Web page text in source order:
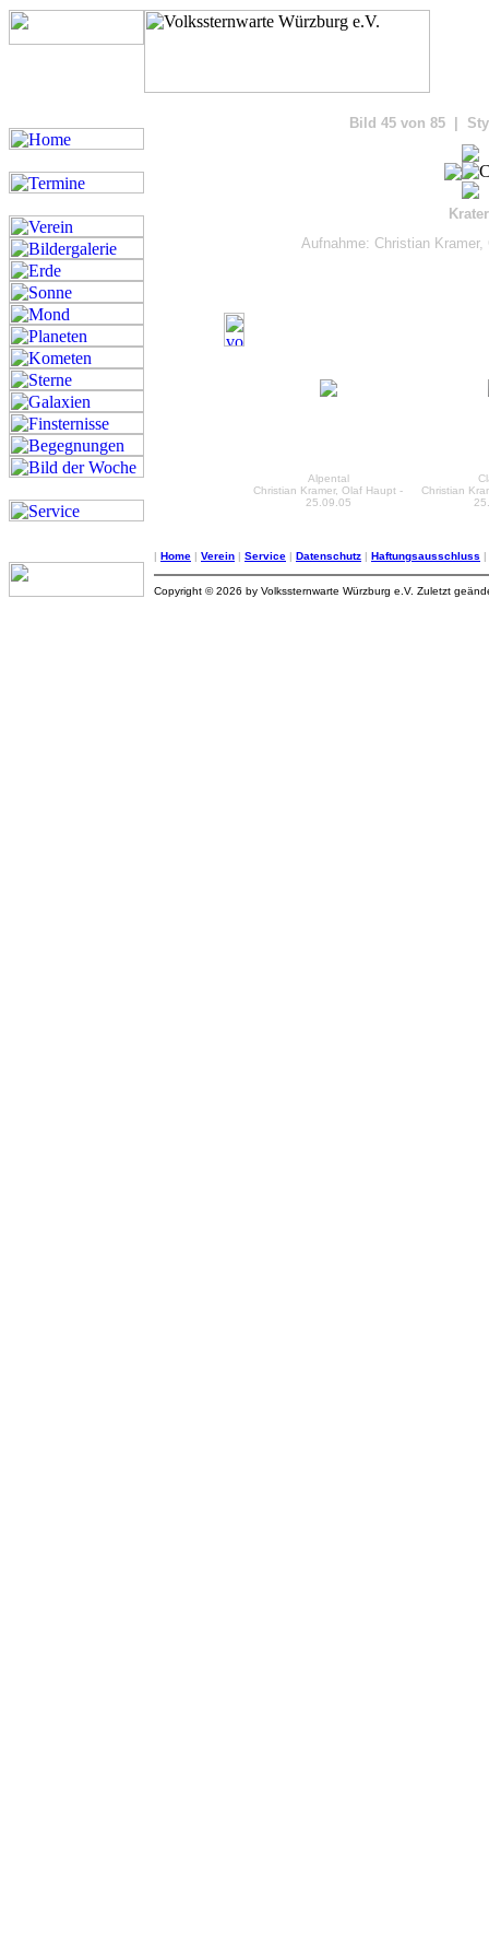
Bild 45 von 85 |
Aufnahme: Christian
Alpental
Christian Kramer, Olaf Haupt -
25.09.05
Christian
| Home | Verein | Service | Datenschutz | Haftungsausschluss |
Copyright © 2026 by Volkssternwarte Würzburg e.V. Zuletzt